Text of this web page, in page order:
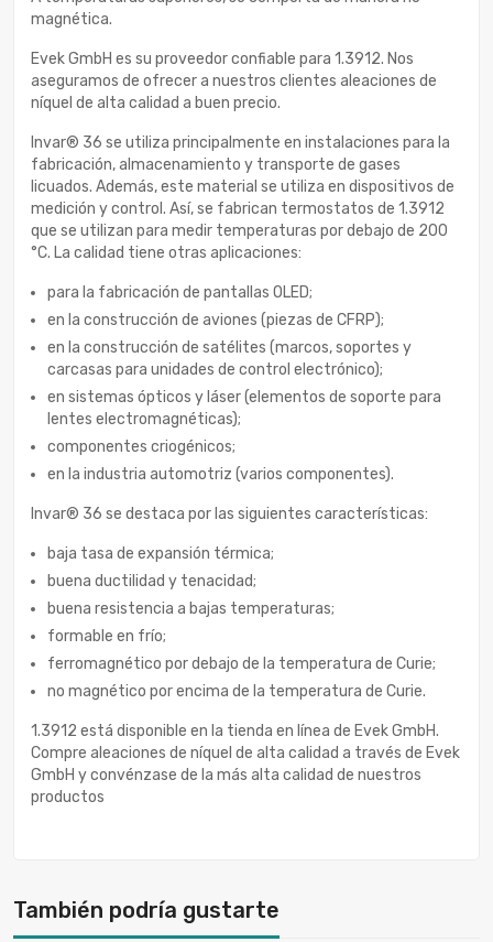
magnética.
Evek GmbH es su proveedor confiable para 1.3912. Nos
aseguramos de ofrecer a nuestros clientes aleaciones de
níquel de alta calidad a buen precio.
Invar® 36 se utiliza principalmente en instalaciones para la
fabricación, almacenamiento y transporte de gases
licuados. Además, este material se utiliza en dispositivos de
medición y control. Así, se fabrican termostatos de 1.3912
que se utilizan para medir temperaturas por debajo de 200
°C. La calidad tiene otras aplicaciones:
para la fabricación de pantallas OLED;
en la construcción de aviones (piezas de CFRP);
en la construcción de satélites (marcos, soportes y
carcasas para unidades de control electrónico);
en sistemas ópticos y láser (elementos de soporte para
lentes electromagnéticas);
componentes criogénicos;
en la industria automotriz (varios componentes).
Invar® 36 se destaca por las siguientes características:
baja tasa de expansión térmica;
buena ductilidad y tenacidad;
buena resistencia a bajas temperaturas;
formable en frío;
ferromagnético por debajo de la temperatura de Curie;
no magnético por encima de la temperatura de Curie.
1.3912 está disponible en la tienda en línea de Evek GmbH.
Compre aleaciones de níquel de alta calidad a través de Evek
GmbH y convénzase de la más alta calidad de nuestros
productos
También podría gustarte